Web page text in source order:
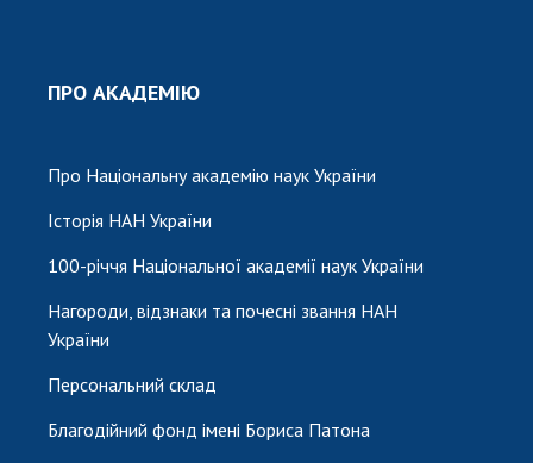
ПРО АКАДЕМІЮ
Про Національну академію наук України
Історія НАН України
100-річчя Національної академії наук України
Нагороди, відзнаки та почесні звання НАН
України
Персональний склад
Благодійний фонд імені Бориса Патона